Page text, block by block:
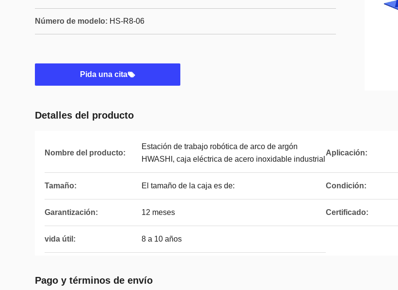
Número de modelo: HS-R8-06
Pida una cita
Detalles del producto
Nombre del producto:
Estación de trabajo robótica de arco de argón
HWASHI, caja eléctrica de acero inoxidable industrial
Aplicación:
Tamaño: El tamaño de la caja es de: Condición:
Garantización: 12 meses Certificado:
vida útil: 8 a 10 años
Pago y términos de envío